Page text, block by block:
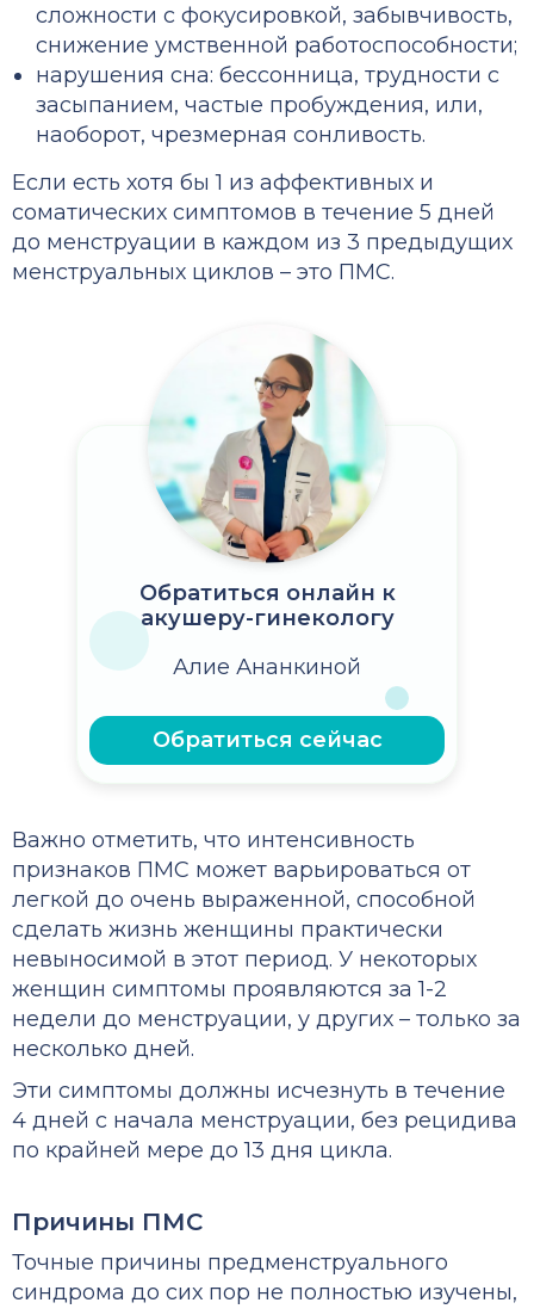
сложности с фокусировкой, забывчивость,
снижение умственной работоспособности;
нарушения сна: бессонница, трудности с
засыпанием, частые пробуждения, или,
наоборот, чрезмерная сонливость.
Если есть хотя бы 1 из аффективных и
соматических симптомов в течение 5 дней
до менструации в каждом из 3 предыдущих
менструальных циклов – это ПМС.
Обратиться онлайн к
акушеру-гинекологу
Алие Ананкиной
Обратиться сейчас
Важно отметить, что интенсивность
признаков ПМС может варьироваться от
легкой до очень выраженной, способной
сделать жизнь женщины практически
невыносимой в этот период. У некоторых
женщин симптомы проявляются за 1-2
недели до менструации, у других – только за
несколько дней.
Эти симптомы должны исчезнуть в течение
4 дней с начала менструации, без рецидива
по крайней мере до 13 дня цикла.
Причины ПМС
Точные причины предменструального
синдрома до сих пор не полностью изучены,